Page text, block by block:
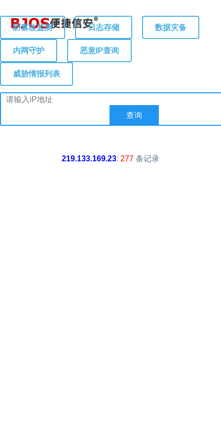
防篡改监测 日志存储 数据灾备
内网守护 恶意IP查询
威胁情报列表
219.133.169.23: 277 条记录